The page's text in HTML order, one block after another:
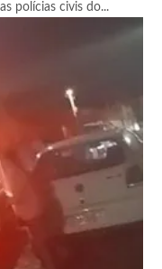
polícias civis do...